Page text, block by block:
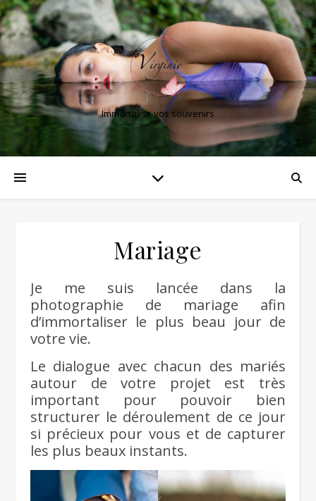
Immortalise vos souvenirs
Mariage
Je me suis lancée dans la
photographie de mariage afin
d’immortaliser le plus beau jour de
votre vie.
Le dialogue avec chacun des mariés
autour de votre projet est très
important pour pouvoir bien
structurer le déroulement de ce jour
si précieux pour vous et de capturer
les plus beaux instants.